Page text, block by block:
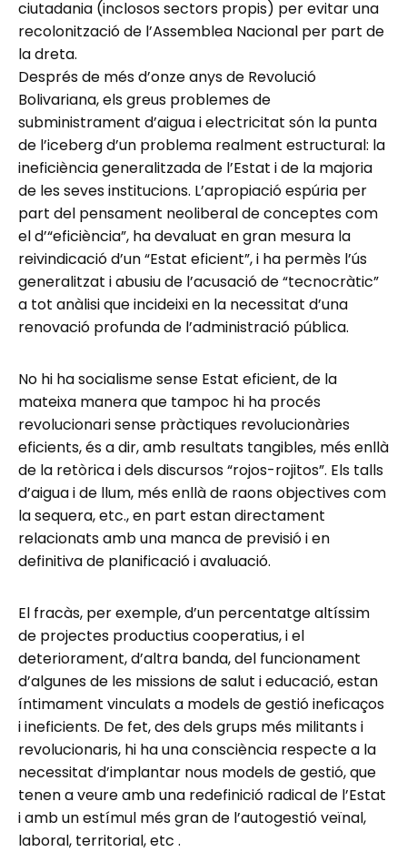
ciutadania (inclosos sectors propis) per evitar una
recolonització de l’Assemblea Nacional per part de
la dreta.
Després de més d’onze anys de Revolució
Bolivariana, els greus problemes de
subministrament d’aigua i electricitat són la punta
de l’iceberg d’un problema realment estructural: la
ineficiència generalitzada de l’Estat i de la majoria
de les seves institucions. L’apropiació espúria per
part del pensament neoliberal de conceptes com
el d’“eficiència”, ha devaluat en gran mesura la
reivindicació d’un “Estat eficient”, i ha permès l’ús
generalitzat i abusiu de l’acusació de “tecnocràtic”
a tot anàlisi que incideixi en la necessitat d’una
renovació profunda de l’administració pública.
No hi ha socialisme sense Estat eficient, de la
mateixa manera que tampoc hi ha procés
revolucionari sense pràctiques revolucionàries
eficients, és a dir, amb resultats tangibles, més enllà
de la retòrica i dels discursos “rojos-rojitos”. Els talls
d’aigua i de llum, més enllà de raons objectives com
la sequera, etc., en part estan directament
relacionats amb una manca de previsió i en
definitiva de planificació i avaluació.
El fracàs, per exemple, d’un percentatge altíssim
de projectes productius cooperatius, i el
deteriorament, d’altra banda, del funcionament
d’algunes de les missions de salut i educació, estan
íntimament vinculats a models de gestió ineficaços
i ineficients. De fet, des dels grups més militants i
revolucionaris, hi ha una consciència respecte a la
necessitat d’implantar nous models de gestió, que
tenen a veure amb una redefinició radical de l’Estat
i amb un estímul més gran de l’autogestió veïnal,
laboral, territorial, etc .